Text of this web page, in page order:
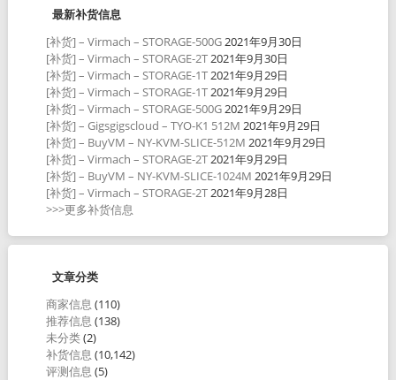
最新补货信息
[补货] – Virmach – STORAGE-500G2021年9月30日
[补货] – Virmach – STORAGE-2T2021年9月30日
[补货] – Virmach – STORAGE-1T2021年9月29日
[补货] – Virmach – STORAGE-1T2021年9月29日
[补货] – Virmach – STORAGE-500G2021年9月29日
[补货] – Gigsgigscloud – TYO-K1 512M 2021年9月29日
[补货] – BuyVM – NY-KVM-SLICE-512M 2021年9月29日
[补货] – Virmach – STORAGE-2T2021年9月29日
[补货] – BuyVM – NY-KVM-SLICE-1024M 2021年9月29日
[补货] – Virmach – STORAGE-2T2021年9月28日
>>>更多补货信息
文章分类
商家信息 (110)
推荐信息 (138)
未分类(2)
补货信息 (10,142)
评测信息 (5)